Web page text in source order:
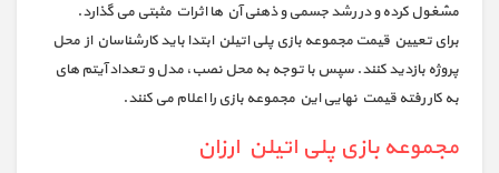
مشغول کرده و در رشد جسمی و ذهنی آن ها اثرات مثبتی می گذارد.
برای تعیین قیمت مجموعه بازی پلی اتیلن ابتدا باید کارشناسان از محل
پروژه بازدید کنند. سپس با توجه به محل نصب، مدل و تعداد آیتم های
به کار رفته قیمت نهایی این مجموعه بازی را اعلام می کنند.
مجموعه بازی پلی اتیلن ارزان